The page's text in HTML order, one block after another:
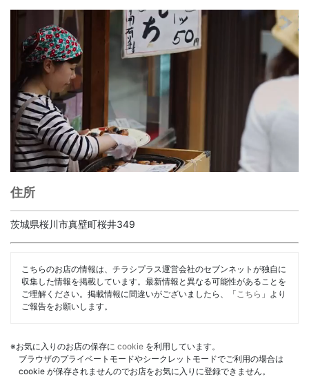
住所
茨城県桜川市真壁町桜井349
こちらのお店の情報は、チラシプラス運営会社のセブンネットが独自に
収集した情報を掲載しています。最新情報と異なる可能性があることを
ご理解ください。掲載情報に間違いがございましたら、「 こちら 」より
ご報告をお願いします。
※お気に入りのお店の保存に cookie を利用しています。
ブラウザのプライベートモードやシークレットモードでご利用の場合は
cookie が保存されませんのでお店をお気に入りに登録できません。